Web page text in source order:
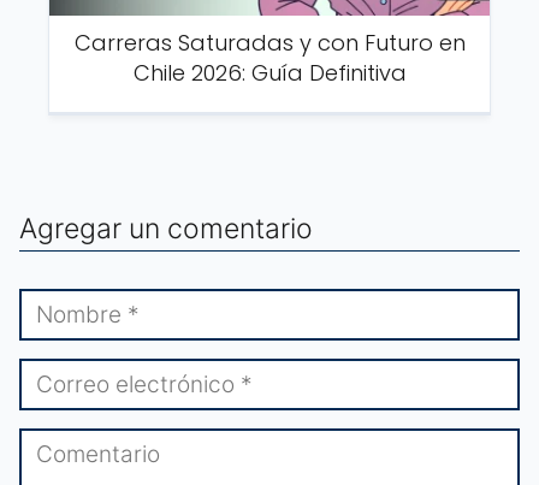
Carreras Saturadas y con Futuro en
Chile 2026: Guía Definitiva
Agregar un comentario